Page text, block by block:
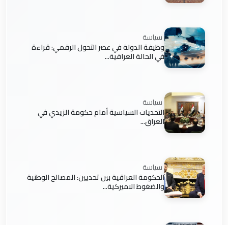
سياسة
وظيفة الدولة في عصر التحول الرقمي: قراءة
في الحالة العراقية...
سياسة
التحديات السياسية أمام حكومة الزيدي في
العراق...
سياسة
الحكومة العراقية بين تحديين: المصالح الوطنية
والضغوط الاميركية...